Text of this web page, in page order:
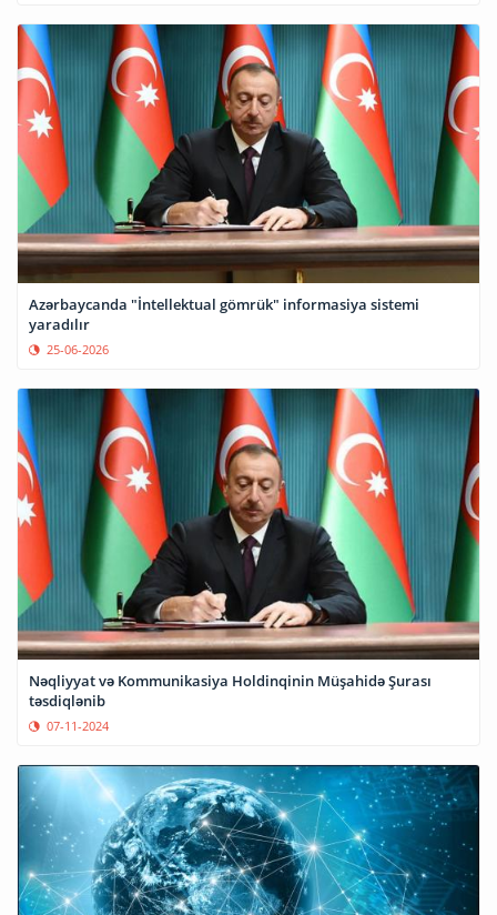
Azərbaycanda "İntellektual gömrük" informasiya sistemi
yaradılır
25-06-2026
Nəqliyyat və Kommunikasiya Holdinqinin Müşahidə Şurası
təsdiqlənib
07-11-2024